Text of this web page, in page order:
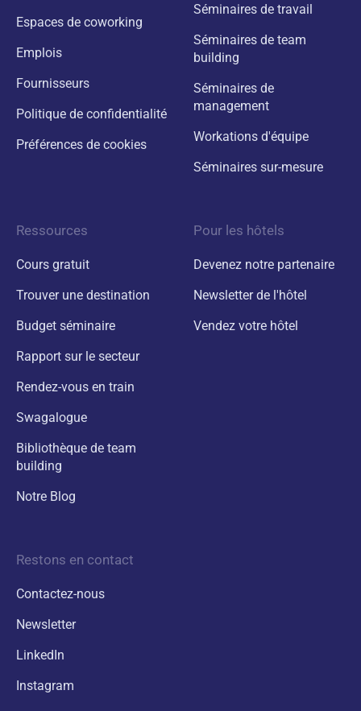
Espaces de coworking
Emplois
Fournisseurs
Politique de confidentialité
Préférences de cookies
Séminaires de travail
Séminaires de team
building
Séminaires de
management
Workations d'équipe
Séminaires sur-mesure
Ressources
Cours gratuit
Trouver une destination
Budget séminaire
Rapport sur le secteur
Rendez-vous en train
Swagalogue
Bibliothèque de team
building
Notre Blog
Pour les hôtels
Devenez notre partenaire
Newsletter de l'hôtel
Vendez votre hôtel
Restons en contact
Contactez-nous
Newsletter
LinkedIn
Instagram